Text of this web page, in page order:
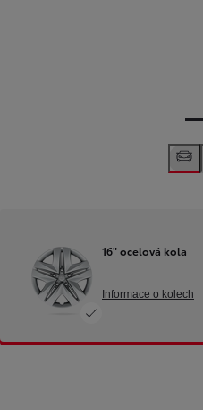
16" ocelová kola
Informace o kolech